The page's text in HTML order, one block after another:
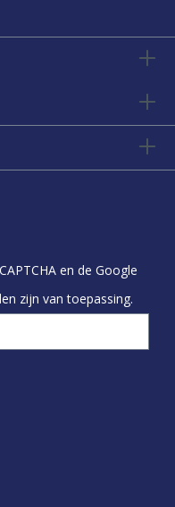
en de Google
zijn van toepassing.